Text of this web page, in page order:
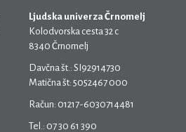
Ljudska univerza Črnomelj
Kolodvorska cesta 32 c
8340 Črnomelj
Davčna št.: SI92914730
Matična št: 5052467 000
Račun: 01217-6030714481
Tel.: 07 30 61 390